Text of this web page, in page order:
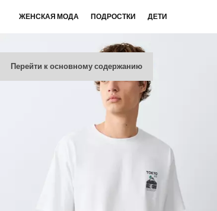
Перейти к основному содержанию
ЖЕНСКАЯ МОДА ПОДРОСТКИ ДЕТИ